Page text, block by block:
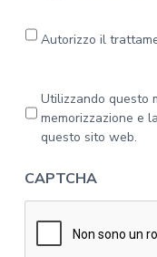
e
l
f
o
Autorizzo il
r
c
y
*
Utilizzando questo
memorizzazione e
questo sito web.
CAPTCHA